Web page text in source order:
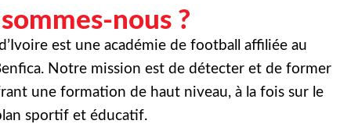
nous ?
est une académie de football affiliée au
Notre mission est de détecter et de former
une formation de haut niveau, à la fois sur le
sportif et éducatif.